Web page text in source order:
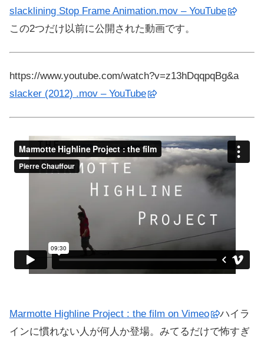
slacklining Stop Frame Animation.mov – YouTube
この2つだけ以前に公開された動画です。
https://www.youtube.com/watch?v=z13hDqqpqBg&a
slacker (2012) .mov – YouTube
Marmotte Highline Project : the film on Vimeo
ハイラ
インに慣れない人が何人か登場。みてるだけで怖すぎ